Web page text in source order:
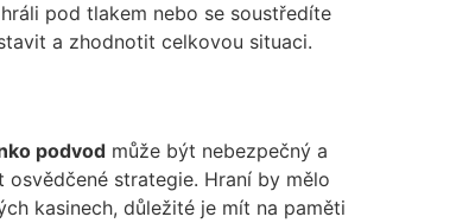
pod tlakem nebo se soustředíte
a zhodnotit celkovou situaci.
podvod může být nebezpečný a
strategie. Hraní by mělo
kasinech, důležité je mít na paměti